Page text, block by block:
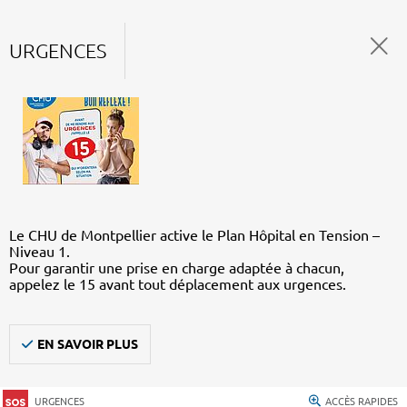
URGENCES
Le CHU de Montpellier active le Plan Hôpital en Tension –
Niveau 1.
Pour garantir une prise en charge adaptée à chacun,
appelez le 15 avant tout déplacement aux urgences.
EN SAVOIR PLUS
URGENCES ACCÈS RAPIDES